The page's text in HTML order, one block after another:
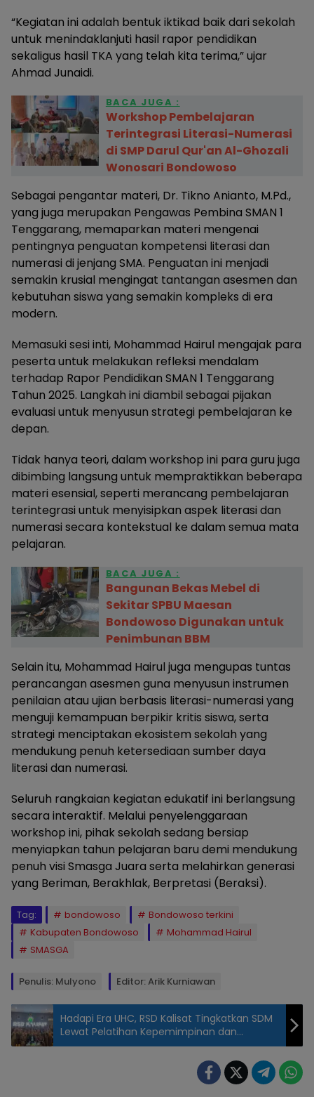
“Kegiatan ini adalah bentuk iktikad baik dari sekolah
untuk menindaklanjuti hasil rapor pendidikan
sekaligus hasil TKA yang telah kita terima,” ujar
Ahmad Junaidi.
BACA JUGA :
Workshop Pembelajaran
Terintegrasi Literasi-Numerasi
di SMP Darul Qur'an Al-Ghozali
Wonosari Bondowoso
Sebagai pengantar materi, Dr. Tikno Anianto, M.Pd.,
yang juga merupakan Pengawas Pembina SMAN 1
Tenggarang, memaparkan materi mengenai
pentingnya penguatan kompetensi literasi dan
numerasi di jenjang SMA. Penguatan ini menjadi
semakin krusial mengingat tantangan asesmen dan
kebutuhan siswa yang semakin kompleks di era
modern.
Memasuki sesi inti, Mohammad Hairul mengajak para
peserta untuk melakukan refleksi mendalam
terhadap Rapor Pendidikan SMAN 1 Tenggarang
Tahun 2025. Langkah ini diambil sebagai pijakan
evaluasi untuk menyusun strategi pembelajaran ke
depan.
Tidak hanya teori, dalam workshop ini para guru juga
dibimbing langsung untuk mempraktikkan beberapa
materi esensial, seperti merancang pembelajaran
terintegrasi untuk menyisipkan aspek literasi dan
numerasi secara kontekstual ke dalam semua mata
pelajaran.
BACA JUGA :
Bangunan Bekas Mebel di
Sekitar SPBU Maesan
Bondowoso Digunakan untuk
Penimbunan BBM
Selain itu, Mohammad Hairul juga mengupas tuntas
perancangan asesmen guna menyusun instrumen
penilaian atau ujian berbasis literasi-numerasi yang
menguji kemampuan berpikir kritis siswa, serta
strategi menciptakan ekosistem sekolah yang
mendukung penuh ketersediaan sumber daya
literasi dan numerasi.
Seluruh rangkaian kegiatan edukatif ini berlangsung
secara interaktif. Melalui penyelenggaraan
workshop ini, pihak sekolah sedang bersiap
menyiapkan tahun pelajaran baru demi mendukung
penuh visi Smasga Juara serta melahirkan generasi
yang Beriman, Berakhlak, Berpretasi (Beraksi).
Tag: bondowoso
Bondowoso terkini
Kabupaten Bondowoso
Mohammad Hairul
SMASGA
Penulis: Mulyono Editor: Arik Kurniawan
Hadapi Era UHC, RSD Kalisat Tingkatkan SDM
Lewat Pelatihan Kepemimpinan dan
Kehumasan